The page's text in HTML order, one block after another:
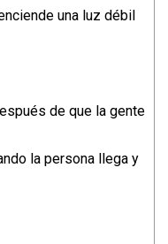
una luz débil
de que la gente
la persona llega y